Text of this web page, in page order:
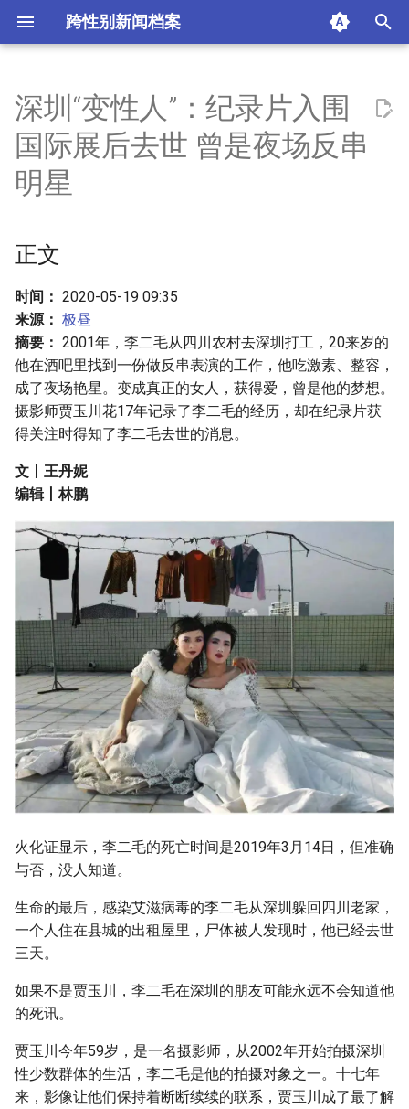
跨性别新闻档案
n
t
i
i
z
n
g
e
a
r
h
正文
陶醉吧
艳星“雯雯”
“最土的人妖”
“挺胸做人”
摘要与附加信息
附加信息 [Processed Page
Metadata]
深圳“变性人”：纪录片入围
国际展后去世 曾是夜场反串
明星
正文
时间： 2020-05-19 09:35
来源： 极昼
摘要： 2001年，李二毛从四川农村去深圳打工，20来岁的
他在酒吧里找到一份做反串表演的工作，他吃激素、整容，
成了夜场艳星。变成真正的女人，获得爱，曾是他的梦想。
摄影师贾玉川花17年记录了李二毛的经历，却在纪录片获
得关注时得知了李二毛去世的消息。
文丨王丹妮
编辑丨林鹏
火化证显示，李二毛的死亡时间是2019年3月14日，但准确
与否，没人知道。
生命的最后，感染艾滋病毒的李二毛从深圳躲回四川老家，
一个人住在县城的出租屋里，尸体被人发现时，他已经去世
三天。
如果不是贾玉川，李二毛在深圳的朋友可能永远不会知道他
的死讯。
贾玉川今年59岁，是一名摄影师，从2002年开始拍摄深圳
性少数群体的生活，李二毛是他的拍摄对象之一。十七年
来，影像让他们保持着断断续续的联系，贾玉川成了最了解